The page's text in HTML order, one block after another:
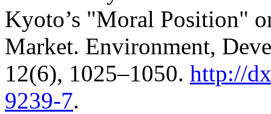
Kyoto’s "Moral Position"
Market. Environment,
12(6), 1025–1050. http://
9239-7.